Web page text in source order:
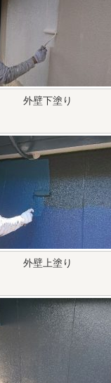
外壁下塗り
外壁上塗り